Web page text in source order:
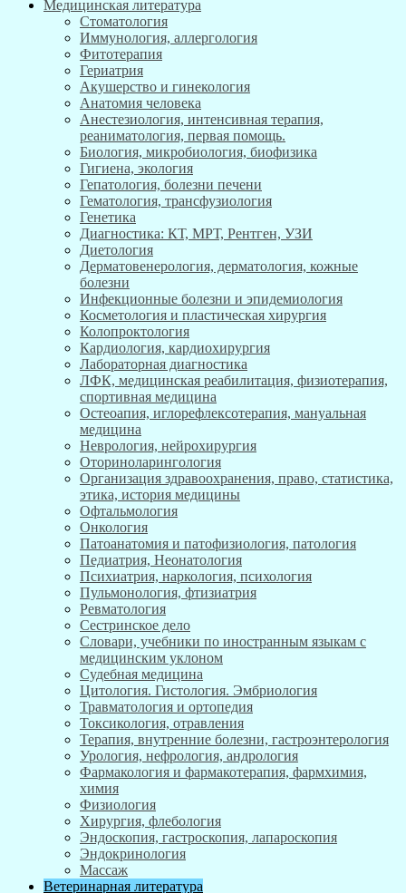
Медицинская литература
Стоматология
Иммунология, аллергология
Фитотерапия
Гериатрия
Акушерство и гинекология
Анатомия человека
Анестезиология, интенсивная терапия,
реаниматология, первая помощь.
Биология, микробиология, биофизика
Гигиена, экология
Гепатология, болезни печени
Гематология, трансфузиология
Генетика
Диагностика: КТ, МРТ, Рентген, УЗИ
Диетология
Дерматовенерология, дерматология, кожные
болезни
Инфекционные болезни и эпидемиология
Косметология и пластическая хирургия
Колопроктология
Кардиология, кардиохирургия
Лабораторная диагностика
ЛФК, медицинская реабилитация, физиотерапия,
спортивная медицина
Остеоапия, иглорефлексотерапия, мануальная
медицина
Неврология, нейрохирургия
Оториноларингология
Организация здравоохранения, право, статистика,
этика, история медицины
Офтальмология
Онкология
Патоанатомия и патофизиология, патология
Педиатрия, Неонатология
Психиатрия, наркология, психология
Пульмонология, фтизиатрия
Ревматология
Сестринское дело
Словари, учебники по иностранным языкам с
медицинским уклоном
Судебная медицина
Цитология. Гистология. Эмбриология
Травматология и ортопедия
Токсикология, отравления
Терапия, внутренние болезни, гастроэнтерология
Урология, нефрология, андрология
Фармакология и фармакотерапия, фармхимия,
химия
Физиология
Хирургия, флебология
Эндоскопия, гастроскопия, лапароскопия
Эндокринология
Массаж
Ветеринарная литература